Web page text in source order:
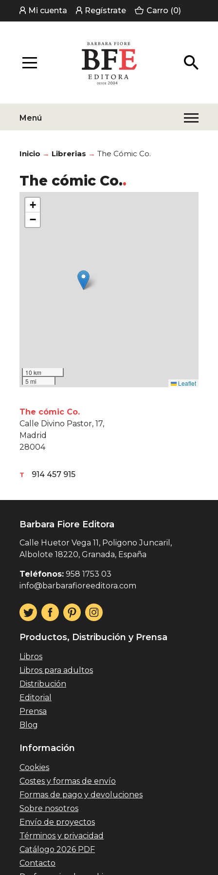
Mi cuenta Regístrate Carro (0)
Menú
Inicio Librerias The Cómic Co.
The cómic Co.
+
−
10 km
5 mi
Leaflet
The cómic Co.
Calle Divino Pastor, 17,
Madrid
28004
T 914 457 915
Barbara Fiore Editora
Calle Huetor Vega 11, Poligono Juncaril,
Albolote 18220, Granada, España
Teléfonos: 958 1753 03
info@barbarafioreeditora.com
Productos, Distribución y Prensa
Libros
Libros para adultos
Distribución
Editorial
Prensa
Blog
Información
Cookies
Costes y formas de envío
Formas de pago y devoluciones
Sobre nosotros
Envío de proyectos
Términos y privacidad
Catálogo 2026 PDF
Contacto